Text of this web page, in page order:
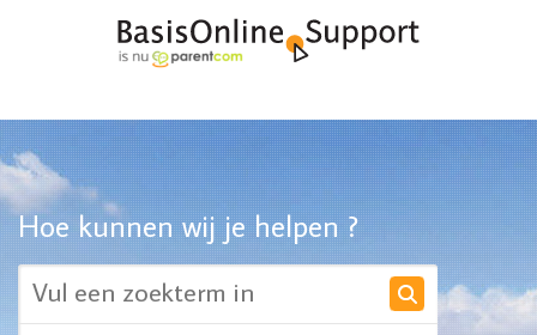
Hoe kunnen wij je helpen ?